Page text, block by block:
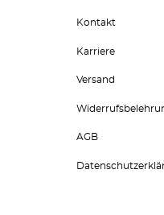
Kontakt
Karriere
Versand
AGB